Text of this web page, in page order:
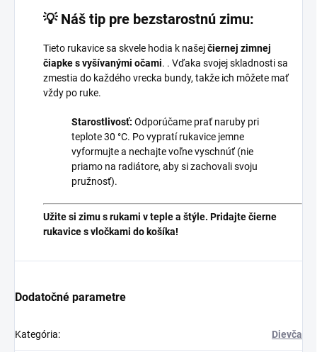
💡 Náš tip pre bezstarostnú zimu:
Tieto rukavice sa skvele hodia k našejčiernej zimnej
čiapke s vyšívanými očami. . Vďaka svojej skladnosti sa
zmestia do každého vrecka bundy, takže ich môžete mať
vždy po ruke.
Starostlivosť: Odporúčame prať naruby pri
teplote 30 °C. Po vypratí rukavice jemne
vyformujte a nechajte voľne vyschnúť (nie
priamo na radiátore, aby si zachovali svoju
pružnosť).
Užite si zimu s rukami v teple a štýle. Pridajte čierne
rukavice s vločkami do košíka!
Dodatočné parametre
Kategória: Dievča